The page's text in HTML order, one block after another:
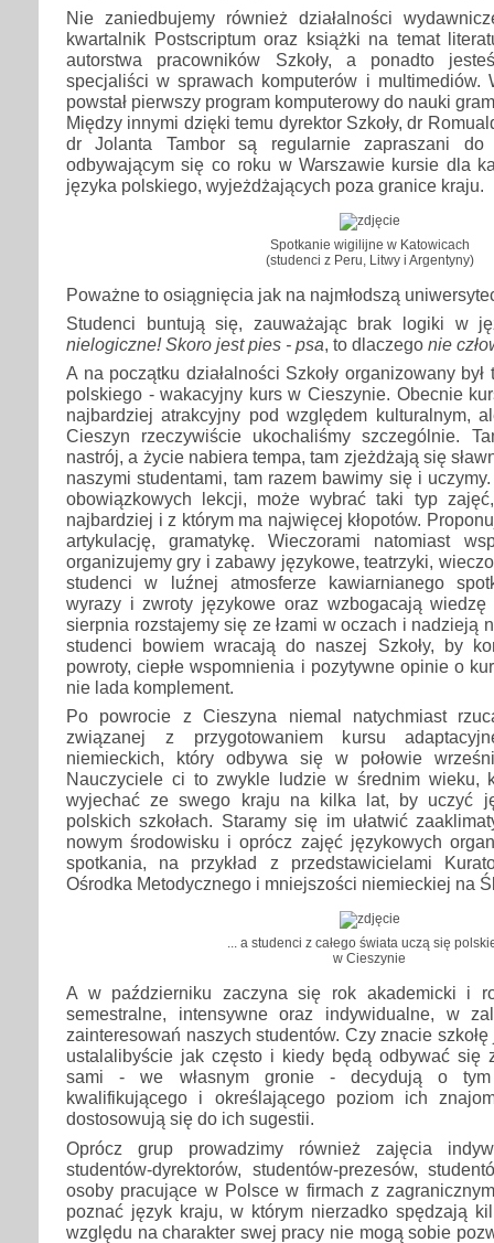
Nie zaniedbujemy również działalności
kwartalnik Postscriptum oraz książki na temat
autorstwa pracowników Szkoły, a ponadto
specjaliści w sprawach komputerów i multimediów.
powstał pierwszy program komputerowy do nauki
Między innymi dzięki temu dyrektor Szkoły, dr
dr Jolanta Tambor są regularnie zapraszani
odbywającym się co roku w Warszawie kursie dla
języka polskiego, wyjeżdżających poza granice kraju.
Spotkanie wigilijne w Katowicach
(studenci z Peru, Litwy i Argentyny)
Poważne to osiągnięcia jak na najmłodszą
Studenci buntują się, zauważając brak logiki w
nielogiczne! Skoro jest pies - psa, to dlaczego nie
A na początku działalności Szkoły organizowany
polskiego - wakacyjny kurs w Cieszynie. Obecnie
najbardziej atrakcyjny pod względem kulturalnym,
Cieszyn rzeczywiście ukochaliśmy szczególnie.
nastrój, a życie nabiera tempa, tam zjeżdżają się
naszymi studentami, tam razem bawimy się i
obowiązkowych lekcji, może wybrać taki typ
najbardziej i z którym ma najwięcej kłopotów.
artykulację, gramatykę. Wieczorami natomiast
organizujemy gry i zabawy językowe, teatrzyki,
studenci w luźnej atmosferze kawiarnianego
wyrazy i zwroty językowe oraz wzbogacają
sierpnia rozstajemy się ze łzami w oczach i nadzieją
studenci bowiem wracają do naszej Szkoły, by
powroty, ciepłe wspomnienia i pozytywne opinie o
nie lada komplement.
Po powrocie z Cieszyna niemal natychmiast
związanej z przygotowaniem kursu
niemieckich, który odbywa się w połowie
Nauczyciele ci to zwykle ludzie w średnim wieku,
wyjechać ze swego kraju na kilka lat, by uczyć
polskich szkołach. Staramy się im ułatwić
nowym środowisku i oprócz zajęć językowych
spotkania, na przykład z przedstawicielami
Ośrodka Metodycznego i mniejszości niemieckiej na
... a studenci z całego świata uczą się
w Cieszynie
A w październiku zaczyna się rok akademicki i
semestralne, intensywne oraz indywidualne, w
zainteresowań naszych studentów. Czy znacie
ustalalibyście jak często i kiedy będą odbywać się
sami - we własnym gronie - decydują o
kwalifikującego i określającego poziom ich
dostosowują się do ich sugestii.
Oprócz grup prowadzimy również zajęcia
studentów-dyrektorów, studentów-prezesów,
osoby pracujące w Polsce w firmach z
poznać język kraju, w którym nierzadko spędzają
względu na charakter swej pracy nie mogą sobie